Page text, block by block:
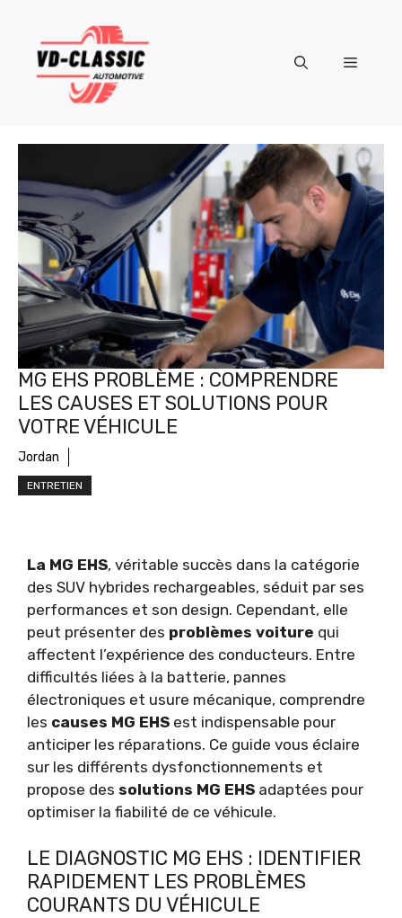
contenu
Menu
MG EHS PROBLÈME : COMPRENDRE
LES CAUSES ET SOLUTIONS POUR
VOTRE VÉHICULE
Jordan
ENTRETIEN
La MG EHS, véritable succès dans la catégorie
des SUV hybrides rechargeables, séduit par ses
performances et son design. Cependant, elle
peut présenter des problèmes voiture qui
affectent l’expérience des conducteurs. Entre
difficultés liées à la batterie, pannes
électroniques et usure mécanique, comprendre
les causes MG EHS est indispensable pour
anticiper les réparations. Ce guide vous éclaire
sur les différents dysfonctionnements et
propose des solutions MG EHS adaptées pour
optimiser la fiabilité de ce véhicule.
LE DIAGNOSTIC MG EHS : IDENTIFIER
RAPIDEMENT LES PROBLÈMES
COURANTS DU VÉHICULE